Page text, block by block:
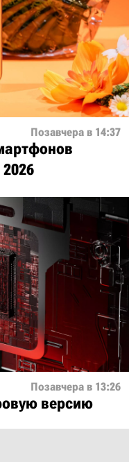
Позавчера в 14:37
Позавчера в 13:26
версию